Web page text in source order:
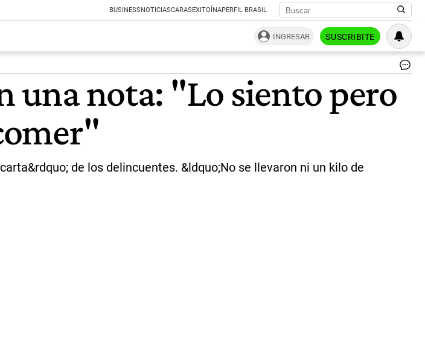
BUSINESSNOTICIASCARASEXITOÍNAPERFIL BRASIL
INGRESAR SUSCRIBITE
una nota: "Lo siento pero
de los delincuentes. &ldquo;No se llevaron ni un kilo de